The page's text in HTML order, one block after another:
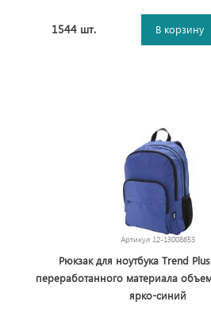
1544 шт. В корзину
Артикул 12-13008653
Рюкзак для ноутбука Trend
переработанного материала
ярко-синий